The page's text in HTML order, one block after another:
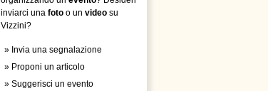
inviarci una foto o un video su
Vizzini?
» Invia una segnalazione
» Proponi un articolo
» Suggerisci un evento